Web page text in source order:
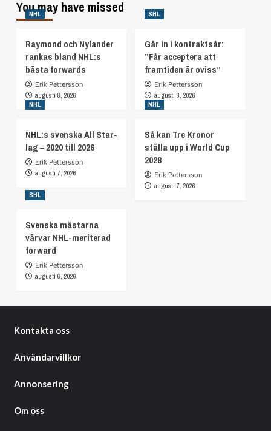
You may have missed
NHL
Raymond och Nylander
rankas bland NHL:s
bästa forwards
Erik Pettersson
augusti 8, 2026
SHL
Går in i kontraktsår:
”Får acceptera att
framtiden är oviss”
Erik Pettersson
augusti 8, 2026
NHL
NHL:s svenska All Star-
lag – 2020 till 2026
Erik Pettersson
augusti 7, 2026
NHL
Så kan Tre Kronor
ställa upp i World Cup
2028
Erik Pettersson
augusti 7, 2026
SHL
Svenska mästarna
värvar NHL-meriterad
forward
Erik Pettersson
augusti 6, 2026
Kontakta oss
Användarvillkor
Annonsering
Om oss